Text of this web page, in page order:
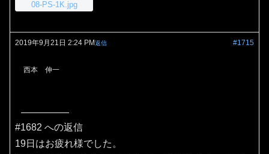
08-PS-1K.jpg
2019年9月21日 2:24 PM #1715
返信
西本 伸一
#1682 への返信
19日はお疲れ様でした。